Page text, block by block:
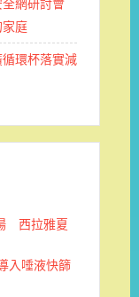
全網研討會
庭
環杯落實減
西拉雅夏
入唾液快篩